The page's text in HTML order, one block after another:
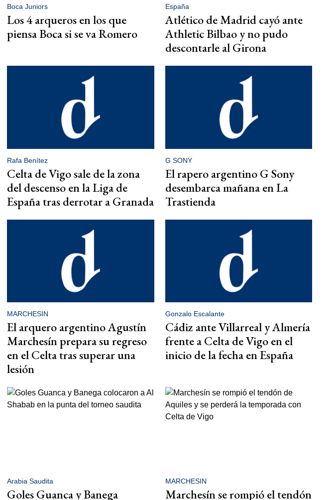
Boca Juniors
Los 4 arqueros en los que
piensa Boca si se va Romero
España
Atlético de Madrid cayó ante
Athletic Bilbao y no pudo
descontarle al Girona
Rafa Benítez
Celta de Vigo sale de la zona
del descenso en la Liga de
España tras derrotar a Granada
G SONY
El rapero argentino G Sony
desembarca mañana en La
Trastienda
MARCHESIN
El arquero argentino Agustín
Marchesín prepara su regreso
en el Celta tras superar una
lesión
Gonzalo Escalante
Cádiz ante Villarreal y Almería
frente a Celta de Vigo en el
inicio de la fecha en España
Arabia Saudita
Goles Guanca y Banega
MARCHESIN
Marchesín se rompió el tendón